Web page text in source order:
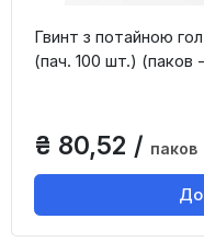
Гвинт з потайною
(пач. 100 шт.) (паков
₴ 80,52 / паков